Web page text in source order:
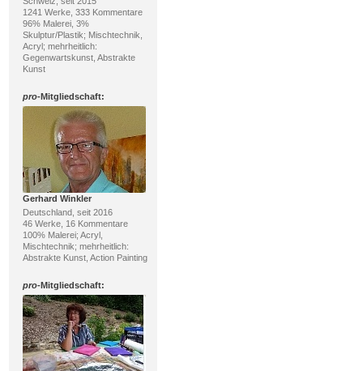
1241 Werke, 333 Kommentare
96% Malerei, 3%
Skulptur/Plastik; Mischtechnik,
Acryl; mehrheitlich:
Gegenwartskunst, Abstrakte
Kunst
pro-Mitgliedschaft:
Gerhard Winkler
Deutschland, seit 2016
46 Werke, 16 Kommentare
100% Malerei; Acryl,
Mischtechnik; mehrheitlich:
Abstrakte Kunst, Action Painting
pro-Mitgliedschaft: